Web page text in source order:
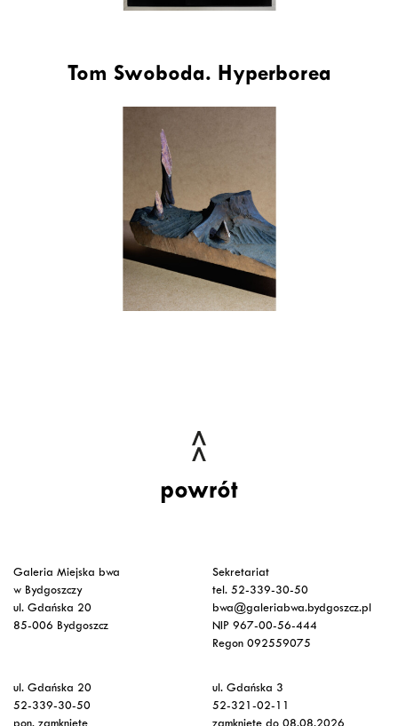
Tom Swoboda. Hyperborea
powrót
Galeria Miejska bwa
w Bydgoszczy
ul. Gdańska 20
85-006 Bydgoszcz
Sekretariat
tel. 52-339-30-50
bwa@galeriabwa.bydgoszcz.pl
NIP 967-00-56-444
Regon 092559075
ul. Gdańska 20
52-339-30-50
ul. Gdańska 3
52-321-02-11